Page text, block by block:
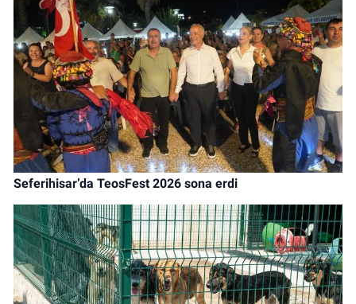
Seferihisar’da TeosFest 2026 sona erdi